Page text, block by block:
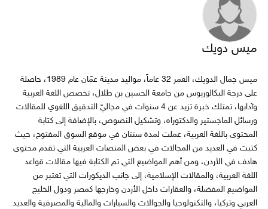
ميس دويك
ميس جمال الدويك، العمر 32 عاماً، مواليد مدينة عمّان عام 1989، حاصلة
على درجة البكالوريوس من جامعة الحسين بن طلال، تخصص اللغة العربية
وآدابها، تمتلك خبرة تزيد عن 4 سنوات في مجاليّ التدقيق اللغوي للمقالات
ورسائل الماجستير والدكتوراه، وتشكيل النصوص، بالإضافة إلى كتابة
المحتوى باللغة العربية، عملت لمدة سنتان في موقع السوق المفتوح، حيث
كتبت في العديد من المجالات في بعض المنصات العربية التي تقدم محتوى
هادف في الأردن، ومن أهم المواضيع التي تم الكتابة فيها مقالات قواعد
اللغة العربية، والمقالات الإسلامية، إلى جانب الديكورات التي تعتبر من
المواضيع المفضلة، والعقارات داخل الأردن وخارجها كمصر ودول الخليج
العربي وتركيا، والتكنولوجيا والجوالات والسيارات والمالية والمصرفية والعديد